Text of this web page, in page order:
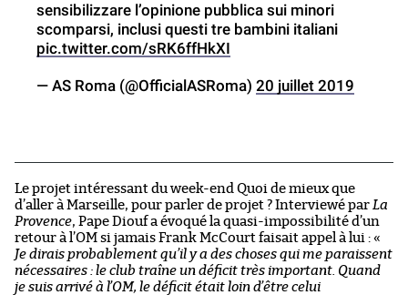
sensibilizzare l’opinione pubblica sui minori
scomparsi, inclusi questi tre bambini italiani
pic.twitter.com/sRK6ffHkXI
— AS Roma (@OfficialASRoma) 20 juillet 2019
Le projet intéressant du week-end Quoi de mieux que
d’aller à Marseille, pour parler de projet ? Interviewé par La
Provence, Pape Diouf a évoqué la quasi-impossibilité d’un
retour à l’OM si jamais Frank McCourt faisait appel à lui : «
Je dirais probablement qu’il y a des choses qui me paraissent
nécessaires : le club traîne un déficit très important. Quand
je suis arrivé à l’OM, le déficit était loin d’être celui